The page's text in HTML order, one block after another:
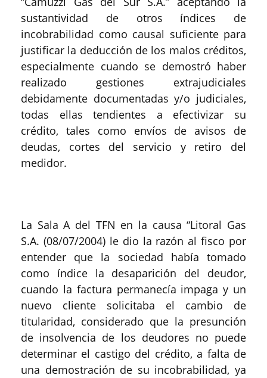
sustantividad de otros índices de
incobrabilidad como causal suficiente para
justificar la deducción de los malos créditos,
especialmente cuando se demostró haber
realizado gestiones extrajudiciales
debidamente documentadas y/o judiciales,
todas ellas tendientes a efectivizar su
crédito, tales como envíos de avisos de
deudas, cortes del servicio y retiro del
medidor.
La Sala A del TFN en la causa “Litoral Gas
S.A. (08/07/2004) le dio la razón al fisco por
entender que la sociedad había tomado
como índice la desaparición del deudor,
cuando la factura permanecía impaga y un
nuevo cliente solicitaba el cambio de
titularidad, considerado que la presunción
de insolvencia de los deudores no puede
determinar el castigo del crédito, a falta de
una demostración de su incobrabilidad, ya